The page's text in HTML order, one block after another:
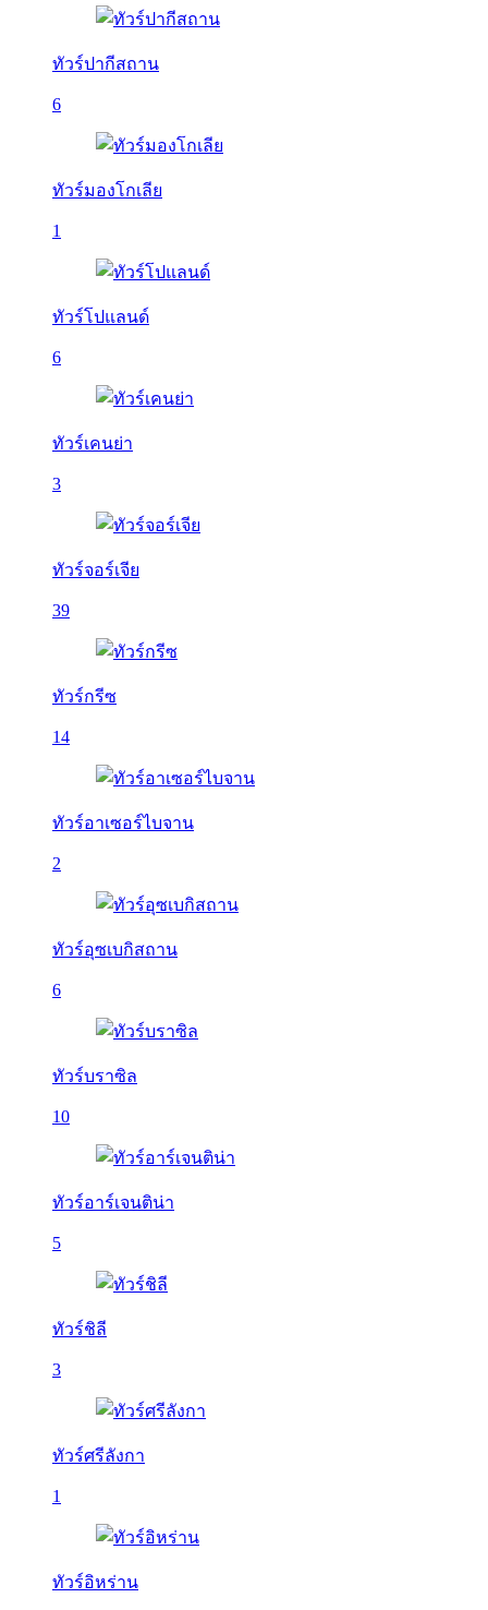
ทัวร์ปากีสถาน
6
ทัวร์มองโกเลีย
1
ทัวร์โปแลนด์
6
ทัวร์เคนย่า
3
ทัวร์จอร์เจีย
39
ทัวร์กรีซ
14
ทัวร์อาเซอร์ไบจาน
2
ทัวร์อุซเบกิสถาน
6
ทัวร์บราซิล
10
ทัวร์อาร์เจนติน่า
5
ทัวร์ชิลี
3
ทัวร์ศรีลังกา
1
ทัวร์อิหร่าน